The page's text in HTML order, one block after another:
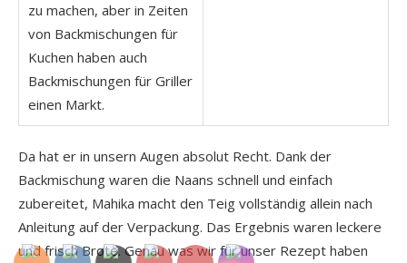
zu machen, aber in Zeiten
von Backmischungen für
Kuchen haben auch
Backmischungen für Griller
einen Markt.
Da hat er in unsern Augen absolut Recht. Dank der
Backmischung waren die Naans schnell und einfach
zubereitet, Mahika macht den Teig vollständig allein nach
Anleitung auf der Verpackung. Das Ergebnis waren leckere
und frisch Brote. Genau was wir für unser Rezept haben